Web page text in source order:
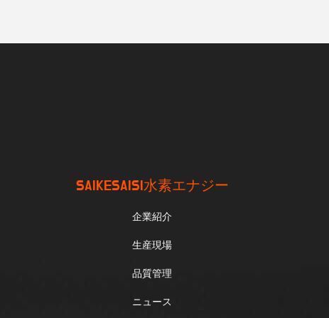
SAIKESAISI水素エナジー
企業紹介
生産現場
品質管理
ニュース